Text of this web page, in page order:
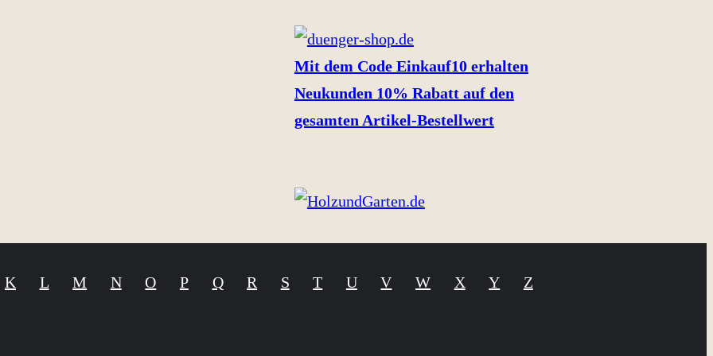
Mit dem Code Einkauf10 erhalten
Neukunden 10% Rabatt auf den
gesamten Artikel-Bestellwert
K L M N O P Q R S T U V W X Y Z